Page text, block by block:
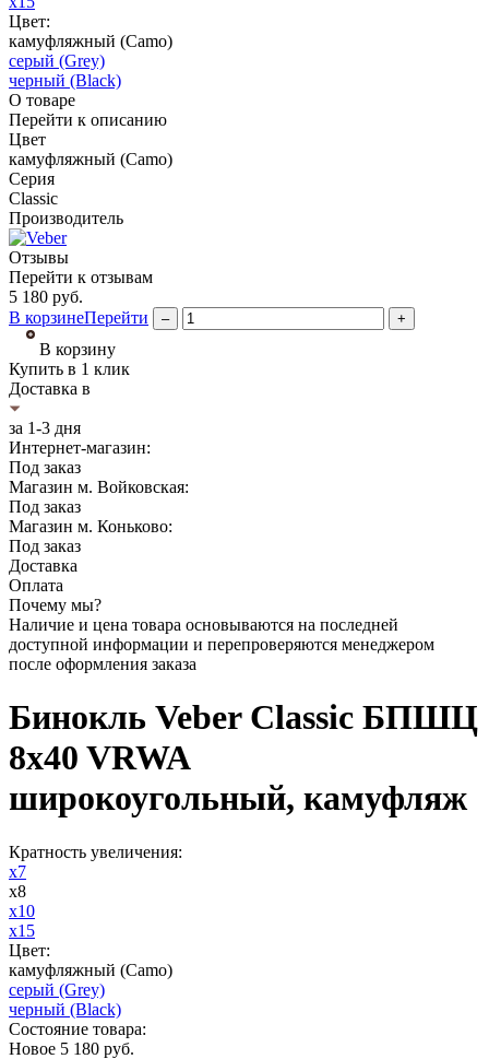
Цвет:
камуфляжный (Camo)
серый (Grey)
черный (Black)
О товаре
Перейти к описанию
Цвет
камуфляжный (Camo)
Серия
Classic
Производитель
Отзывы
Перейти к отзывам
5 180 руб.
В корзинеПерейти – +
В корзину
Купить в 1 клик
Доставка в
за 1-3 дня
Интернет-магазин:
Под заказ
Магазин м. Войковская:
Под заказ
Магазин м. Коньково:
Под заказ
Доставка
Оплата
Почему мы?
Наличие и цена товара основываются на последней
доступной информации и перепроверяются менеджером
после оформления заказа
Бинокль Veber Classic БПШЦ
8x40 VRWA
широкоугольный, камуфляж
Кратность увеличения:
х7
х8
х10
х15
Цвет:
камуфляжный (Camo)
серый (Grey)
черный (Black)
Состояние товара:
Новое 5 180 руб.